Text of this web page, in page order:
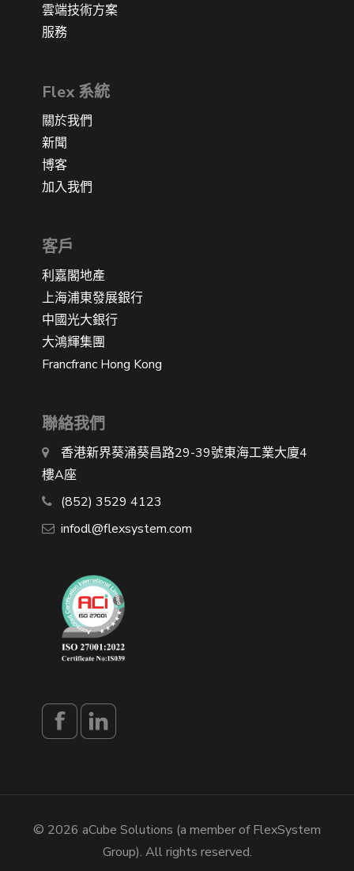
雲端技術方案
服務
Flex 系統
關於我們
新聞
博客
加入我們
客戶
利嘉閣地產
上海浦東發展銀行
中國光大銀行
大鴻輝集團
Francfranc Hong Kong
聯絡我們
香港新界葵涌葵昌路29-39號東海工業大廈4
樓A座
(852) 3529 4123
infodl@flexsystem.com
© 2026 aCube Solutions (a member of FlexSystem
Group). All rights reserved.